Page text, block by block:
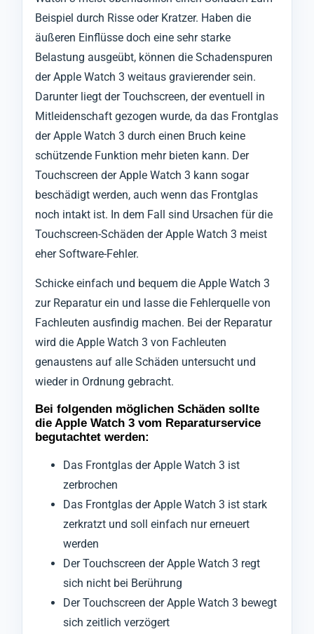
Beispiel durch Risse oder Kratzer. Haben die
äußeren Einflüsse doch eine sehr starke
Belastung ausgeübt, können die Schadenspuren
der Apple Watch 3 weitaus gravierender sein.
Darunter liegt der Touchscreen, der eventuell in
Mitleidenschaft gezogen wurde, da das Frontglas
der Apple Watch 3 durch einen Bruch keine
schützende Funktion mehr bieten kann. Der
Touchscreen der Apple Watch 3 kann sogar
beschädigt werden, auch wenn das Frontglas
noch intakt ist. In dem Fall sind Ursachen für die
Touchscreen-Schäden der Apple Watch 3 meist
eher Software-Fehler.
Schicke einfach und bequem die Apple Watch 3
zur Reparatur ein und lasse die Fehlerquelle von
Fachleuten ausfindig machen. Bei der Reparatur
wird die Apple Watch 3 von Fachleuten
genaustens auf alle Schäden untersucht und
wieder in Ordnung gebracht.
Bei folgenden möglichen Schäden sollte
die Apple Watch 3 vom Reparaturservice
begutachtet werden:
Das Frontglas der Apple Watch 3 ist
zerbrochen
Das Frontglas der Apple Watch 3 ist stark
zerkratzt und soll einfach nur erneuert
werden
Der Touchscreen der Apple Watch 3 regt
sich nicht bei Berührung
Der Touchscreen der Apple Watch 3 bewegt
sich zeitlich verzögert